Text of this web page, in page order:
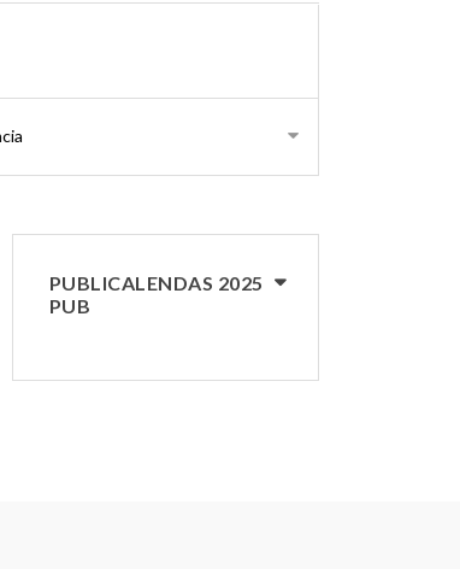
PUBLICALENDAS 2025
PUB